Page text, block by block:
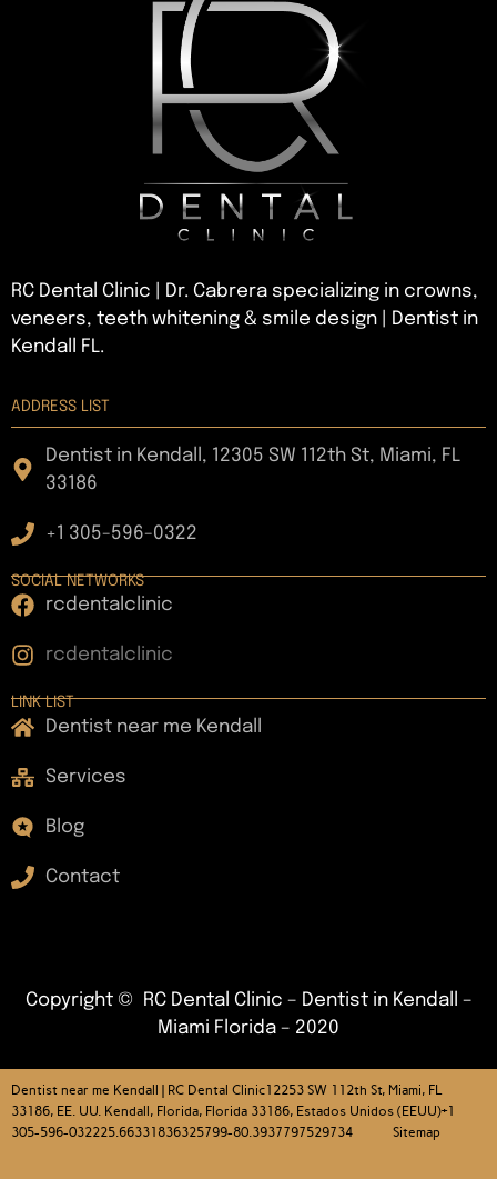
RC Dental Clinic | Dr. Cabrera specializing in crowns,
veneers, teeth whitening & smile design | Dentist in
Kendall FL.
ADDRESS LIST
Dentist in Kendall, 12305 SW 112th St, Miami, FL
33186
+1 305-596-0322
SOCIAL NETWORKS
rcdentalclinic
rcdentalclinic
LINK LIST
Dentist near me Kendall
Services
Blog
Contact
Copyright © RC Dental Clinic – Dentist in Kendall –
Miami Florida – 2020
Dentist near me Kendall | RC Dental Clinic12253 SW 112th St, Miami, FL
33186, EE. UU. Kendall, Florida, Florida 33186, Estados Unidos (EEUU)+1
305-596-032225.66331836325799-80.3937797529734 Sitemap